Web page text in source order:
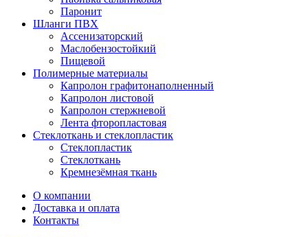
Паронит
Шланги ПВХ
Ассенизаторский
Маслобензостойкий
Пищевой
Полимерные материалы
Капролон графитонаполненный
Капролон листовой
Капролон стержневой
Лента фторопластовая
Стеклоткань и стеклопластик
Стеклопластик
Стеклоткань
Кремнезёмная ткань
О компании
Доставка и оплата
Контакты